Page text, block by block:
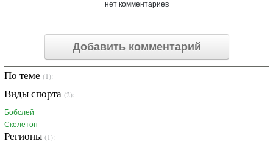
нет комментариев
Добавить комментарий
По теме (1):
Виды спорта (2):
Бобслей
Скелетон
Регионы (1):